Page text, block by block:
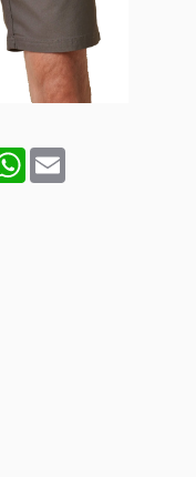
WhatsApp
Email